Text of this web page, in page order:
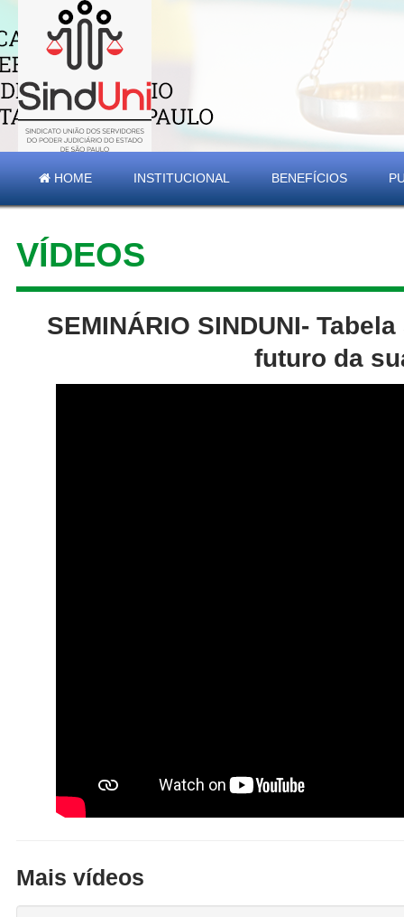
HOME INSTITUCIONAL BENEFÍCIOS
VÍDEOS
SEMINÁRIO SINDUNI-
futuro da
Mais vídeos